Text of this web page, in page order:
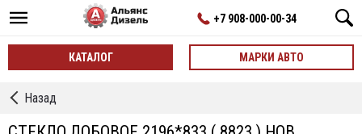
+7 908-000-00-34
КАТАЛОГ МАРКИ АВТО
←
кабины
Назад